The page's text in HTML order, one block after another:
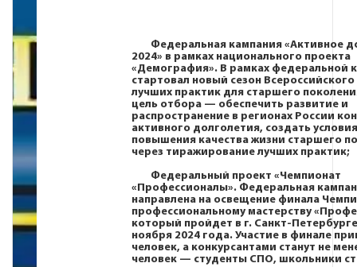
Федеральная кампания «Активное
2024» в рамках национального проекта
«Демография». В рамках федеральной
стартовал новый сезон
лучших практик для старшего
цель отбора — обеспечить развитие и
распространение в регионах России
активного долголетия, создать
повышения качества жизни старшего
через тиражирование лучших практик;
Федеральный проект «Чемпионат
«Профессионалы». Федеральная
направлена на освещение финала
профессиональному мастерству
который пройдет в г. Санкт-Петербурге
ноября 2024 года. Участие в финале
человек, а конкурсантами станут не
человек — студенты СПО, школьники